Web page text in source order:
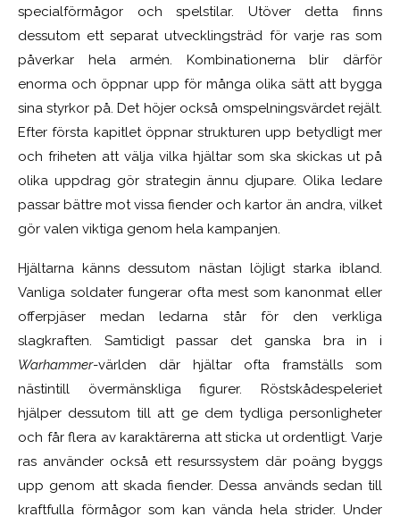
specialförmågor och spelstilar. Utöver detta finns
dessutom ett separat utvecklingsträd för varje ras som
påverkar hela armén. Kombinationerna blir därför
enorma och öppnar upp för många olika sätt att bygga
sina styrkor på. Det höjer också omspelningsvärdet rejält.
Efter första kapitlet öppnar strukturen upp betydligt mer
och friheten att välja vilka hjältar som ska skickas ut på
olika uppdrag gör strategin ännu djupare. Olika ledare
passar bättre mot vissa fiender och kartor än andra, vilket
gör valen viktiga genom hela kampanjen.
Hjältarna känns dessutom nästan löjligt starka ibland.
Vanliga soldater fungerar ofta mest som kanonmat eller
offerpjäser medan ledarna står för den verkliga
slagkraften. Samtidigt passar det ganska bra in i
Warhammer-världen där hjältar ofta framställs som
nästintill övermänskliga figurer. Röstskådespeleriet
hjälper dessutom till att ge dem tydliga personligheter
och får flera av karaktärerna att sticka ut ordentligt. Varje
ras använder också ett resurssystem där poäng byggs
upp genom att skada fiender. Dessa används sedan till
kraftfulla förmågor som kan vända hela strider. Under